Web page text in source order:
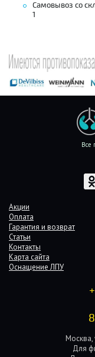
Самовывоз со
1
Все
Акции
Оплата
Гарантия и возврат
Статьи
Контакты
Карта сайта
Оснащение ЛПУ
Москва,
Для